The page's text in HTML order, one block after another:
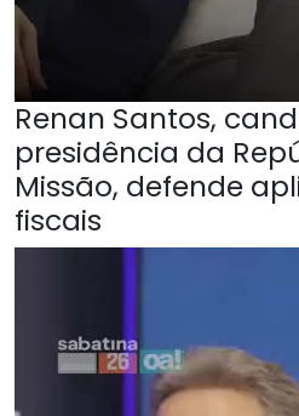
Renan Santos,
presidência da
Missão, defende
fiscais